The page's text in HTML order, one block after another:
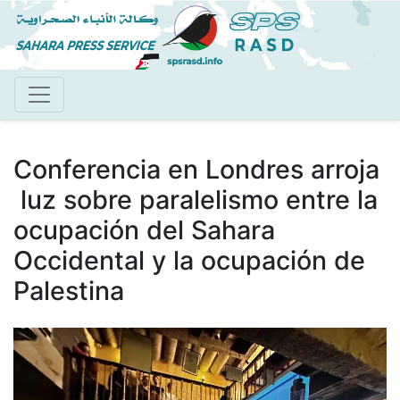
Pasar
al
contenido
Conferencia en Londres arroja
luz sobre paralelismo entre la
ocupación del Sahara
Occidental y la ocupación de
Palestina